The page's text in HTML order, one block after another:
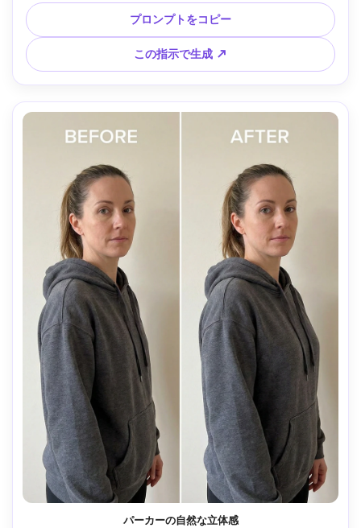
プロンプトをコピー
この指示で生成 ↗
パーカーの自然な立体感